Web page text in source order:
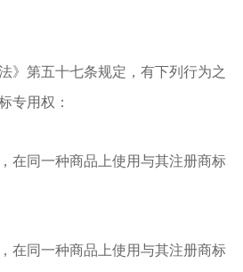
》第五十七条规定，有下列行为之
专用权：
在同一种商品上使用与其注册商标
在同一种商品上使用与其注册商标